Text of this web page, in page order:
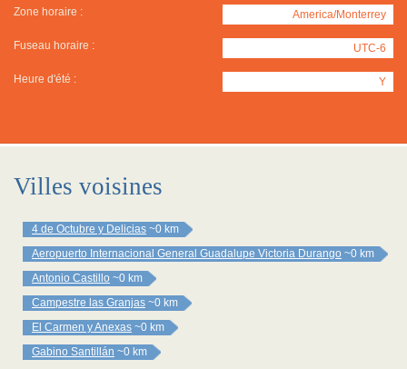
Zone horaire : America/Monterrey
Fuseau horaire : UTC-6
Heure d'été : Y
Villes voisines
4 de Octubre y Delicias ~0 km
Aeropuerto Internacional General Guadalupe Victoria Durango ~0 km
Antonio Castillo ~0 km
Campestre las Granjas ~0 km
El Carmen y Anexas ~0 km
Gabino Santillán ~0 km